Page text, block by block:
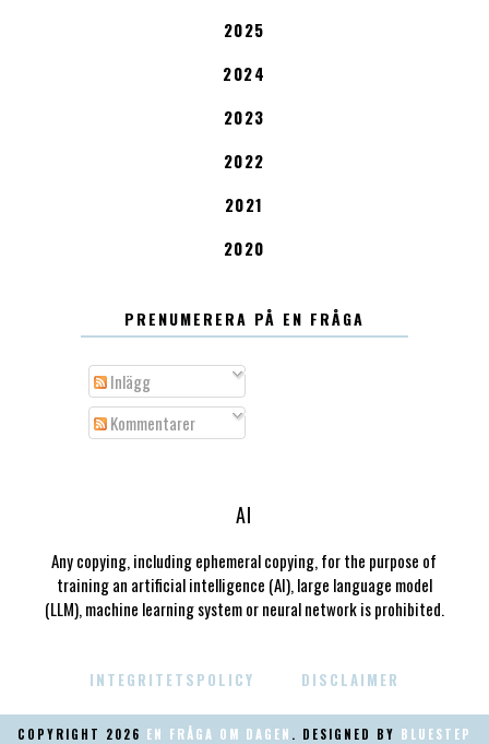
2025
2024
2023
2022
2021
2020
PRENUMERERA PÅ EN FRÅGA
Inlägg
Kommentarer
AI
Any copying, including ephemeral copying, for the purpose of
training an artificial intelligence (AI), large language model
(LLM), machine learning system or neural network is prohibited.
INTEGRITETSPOLICY DISCLAIMER
COPYRIGHT 2026 EN FRÅGA OM DAGEN . DESIGNED BY BLUESTEP